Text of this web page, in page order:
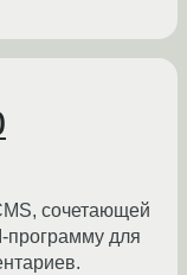
сочетающей
программу для